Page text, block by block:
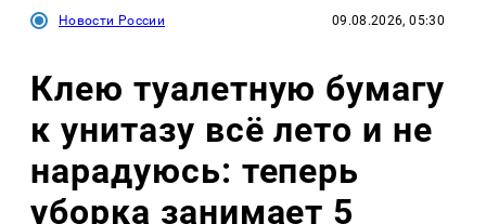
Новости России 09.08.2026, 05:30
Клею туалетную бумагу
к унитазу всё лето и не
нарадуюсь: теперь
уборка занимает 5